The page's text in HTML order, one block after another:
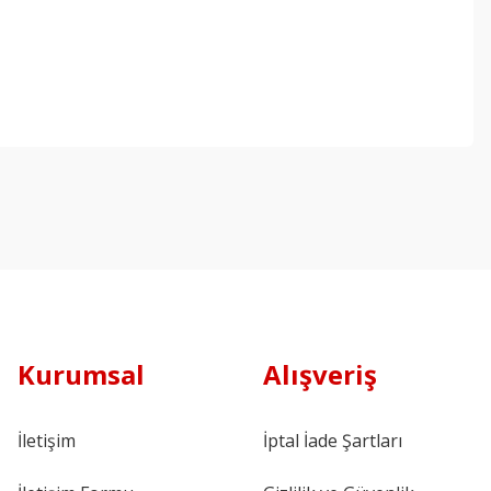
Kurumsal
İletişim
Alışveriş
İptal İade Şartları